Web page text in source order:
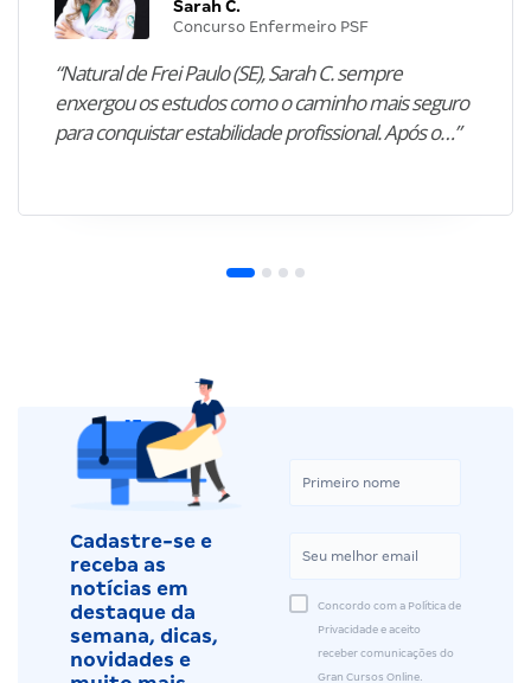
Sarah C.
Concurso Enfermeiro PSF
“Natural de Frei Paulo (SE), Sarah C. sempre
enxergou os estudos como o caminho mais seguro
para conquistar estabilidade profissional. Após o…”
Cadastre-se e
receba as
notícias em
destaque da
semana, dicas,
novidades e
Concordo com a Política de
Privacidade e aceito
receber comunicações do
Gran Cursos Online.